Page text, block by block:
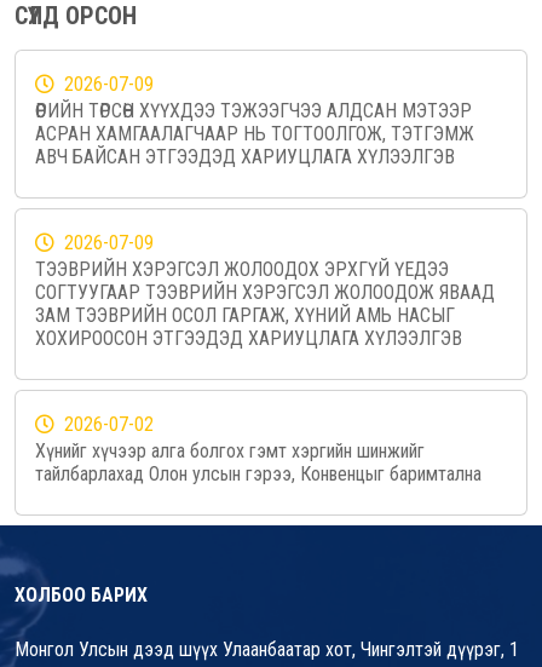
СҮҮЛД ОРСОН
2026-07-09
ӨӨРИЙН ТӨРСӨН ХҮҮХДЭЭ ТЭЖЭЭГЧЭЭ АЛДСАН МЭТЭЭР
АСРАН ХАМГААЛАГЧААР НЬ ТОГТООЛГОЖ, ТЭТГЭМЖ
АВЧ БАЙСАН ЭТГЭЭДЭД ХАРИУЦЛАГА ХҮЛЭЭЛГЭВ
2026-07-09
ТЭЭВРИЙН ХЭРЭГСЭЛ ЖОЛООДОХ ЭРХГҮЙ ҮЕДЭЭ
СОГТУУГААР ТЭЭВРИЙН ХЭРЭГСЭЛ ЖОЛООДОЖ ЯВААД
ЗАМ ТЭЭВРИЙН ОСОЛ ГАРГАЖ, ХҮНИЙ АМЬ НАСЫГ
ХОХИРООСОН ЭТГЭЭДЭД ХАРИУЦЛАГА ХҮЛЭЭЛГЭВ
2026-07-02
Хүнийг хүчээр алга болгох гэмт хэргийн шинжийг
тайлбарлахад Олон улсын гэрээ, Конвенцыг баримтална
ХОЛБОО БАРИХ
Монгол Улсын дээд шүүх Улаанбаатар хот, Чингэлтэй дүүрэг, 1